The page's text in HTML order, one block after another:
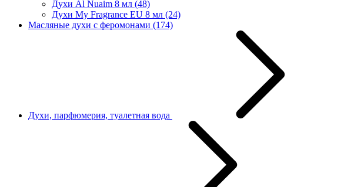
Духи Al Nuaim 8 мл (48)
Духи My Fragrance EU 8 мл (24)
Масляные духи с феромонами (174)
Духи, парфюмерия, туалетная вода